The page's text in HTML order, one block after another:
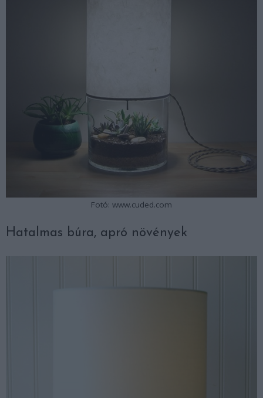
Fotó: www.cuded.com
Hatalmas búra, apró növények